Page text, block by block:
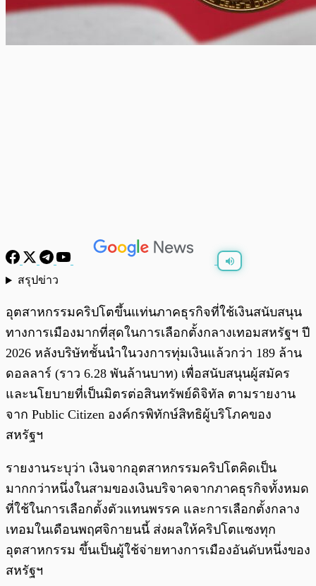
สรุปข่าว
อุตสาหกรรมคริปโตขึ้นแท่นภาคธุรกิจที่ใช้เงินสนับสนุน
ทางการเมืองมากที่สุดในการเลือกตั้งกลางเทอมสหรัฐฯ ปี
2026 หลังบริษัทชั้นนำในวงการทุ่มเงินแล้วกว่า 189 ล้าน
ดอลลาร์ (ราว 6.28 พันล้านบาท) เพื่อสนับสนุนผู้สมัคร
และนโยบายที่เป็นมิตรต่อสินทรัพย์ดิจิทัล ตามรายงาน
จาก Public Citizen องค์กรพิทักษ์สิทธิผู้บริโภคของ
สหรัฐฯ
รายงานระบุว่า เงินจากอุตสาหกรรมคริปโตคิดเป็น
มากกว่าหนึ่งในสามของเงินบริจาคจากภาคธุรกิจทั้งหมด
ที่ใช้ในการเลือกตั้งตัวแทนพรรค และการเลือกตั้งกลาง
เทอมในเดือนพฤศจิกายนนี้ ส่งผลให้คริปโตแซงทุก
อุตสาหกรรม ขึ้นเป็นผู้ใช้จ่ายทางการเมืองอันดับหนึ่งของ
สหรัฐฯ